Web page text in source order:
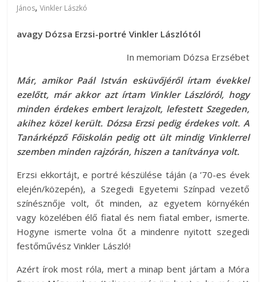
János,Vinkler Lászkó
avagy Dózsa Erzsi-portré Vinkler Lászlótól
In memoriam Dózsa Erzsébet
Már, amikor Paál István esküvőjéről írtam évekkel
ezelőtt, már akkor azt írtam Vinkler Lászlóról, hogy
minden érdekes embert lerajzolt, lefestett Szegeden,
akihez közel került. Dózsa Erzsi pedig érdekes volt. A
Tanárképző Főiskolán pedig ott ült mindig Vinklerrel
szemben minden rajzórán, hiszen a tanítványa volt.
Erzsi ekkortájt, e portré készülése táján (a ’70-es évek
elején/közepén), a Szegedi Egyetemi Színpad vezető
színésznője volt, őt minden, az egyetem környékén
vagy közelében élő fiatal és nem fiatal ember, ismerte.
Hogyne ismerte volna őt a mindenre nyitott szegedi
festőművész Vinkler László!
Azért írok most róla, mert a minap bent jártam a Móra